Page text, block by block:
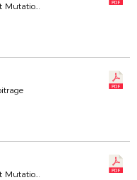
Commission Régionale des Règlements et Mutations
Commission Régionale des Règlements et Mutations